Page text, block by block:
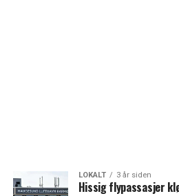
LOKALT 3 år siden
Hissig flypassasjer